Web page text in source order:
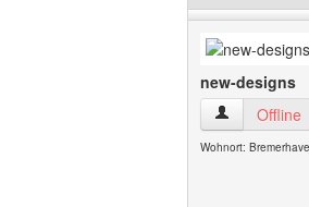
new-designs
new-designs
Offline
Wohnort: